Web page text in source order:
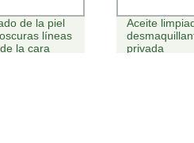
de la piel
líneas
la cara
Aceite
privada